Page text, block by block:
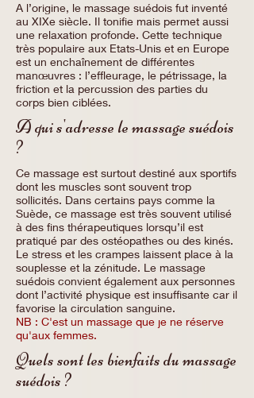
A l’origine, le massage suédois fut inventé
au XIXe siècle. Il tonifie mais permet aussi
une relaxation profonde. Cette technique
très populaire aux Etats-Unis et en Europe
est un enchaînement de différentes
manœuvres : l’effleurage, le pétrissage, la
friction et la percussion des parties du
corps bien ciblées.
A qui s'adresse le massage suédois
?
Ce massage est surtout destiné aux sportifs
dont les muscles sont souvent trop
sollicités. Dans certains pays comme la
Suède, ce massage est très souvent utilisé
à des fins thérapeutiques lorsqu’il est
pratiqué par des ostéopathes ou des kinés.
Le stress et les crampes laissent place à la
souplesse et la zénitude. Le massage
suédois convient également aux personnes
dont l’activité physique est insuffisante car il
favorise la circulation sanguine.
NB : C'est un massage que je ne réserve
qu'aux femmes.
Quels sont les bienfaits du massage
suédois ?